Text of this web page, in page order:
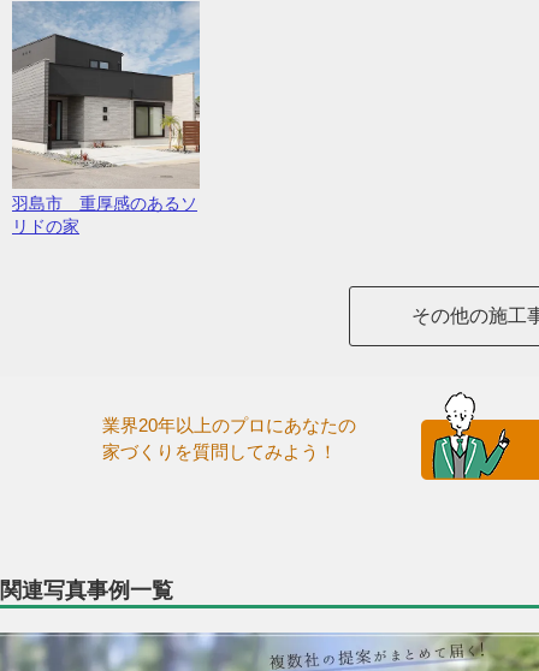
羽島市 重厚感のあるソ
リドの家
その他の施工
業界20年以上のプロにあなたの
家づくりを質問してみよう！
関連写真事例一覧